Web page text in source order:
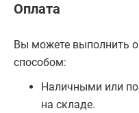
Оплата
Вы можете выполнить
способом:
Наличными или
на складе.